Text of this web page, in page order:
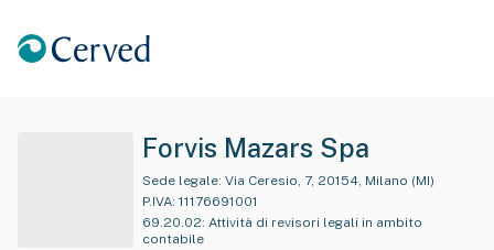
Forvis Mazars Spa
Sede legale: Via Ceresio, 7, 20154, Milano (MI)
P.IVA: 11176691001
69.20.02: Attività di revisori legali in ambito
contabile